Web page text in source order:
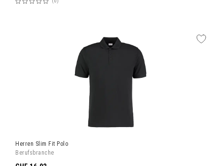
Bewertung:
Herren Slim Fit Polo
Berufsbranche